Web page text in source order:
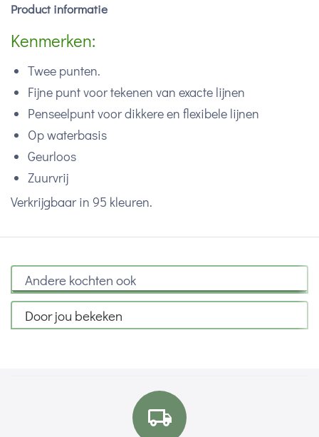
Product informatie
Kenmerken:
Twee punten.
Fijne punt voor tekenen van exacte lijnen
Penseelpunt voor dikkere en flexibele lijnen
Op waterbasis
Geurloos
Zuurvrij
Verkrijgbaar in 95 kleuren.
Andere kochten ook
Door jou bekeken